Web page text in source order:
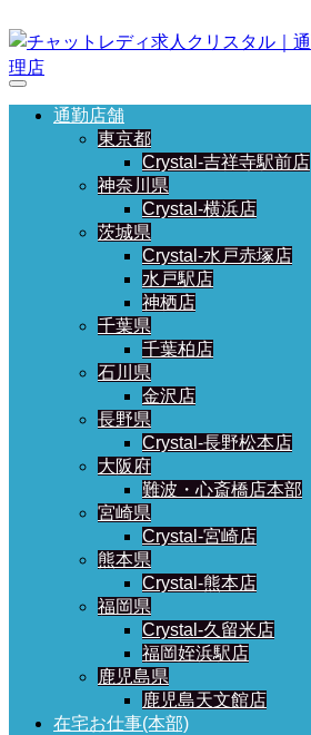
通勤店舗
東京都
Crystal-吉祥寺駅前店
神奈川県
Crystal-横浜店
茨城県
Crystal-水戸赤塚店
水戸駅店
神栖店
千葉県
千葉柏店
石川県
金沢店
長野県
Crystal-長野松本店
大阪府
難波・心斎橋店本部
宮崎県
Crystal-宮崎店
熊本県
Crystal-熊本店
福岡県
Crystal-久留米店
福岡姪浜駅店
鹿児島県
鹿児島天文館店
在宅お仕事(本部)